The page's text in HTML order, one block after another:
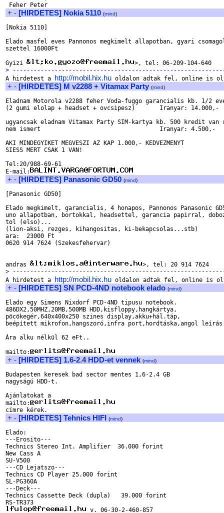
+ - [HIRDETES] Nokia 5110 (mind)
[Nokia 5110]
Elado masfel eves Pannonos megkimelt allapotban, gyari
szettel 16000Ft
Gyizi
>
A hirdetest a http://mobil.hix.hu
+ - [HIRDETES] M v2288 + Vitamax Party (mind)
Eladnam Motorola v2288 feher Voda-fuggo garancialis kb. 1/2
(2 gumi elolap + headset + ovcsipesz)       Iranyar: 14.000,-
ugyancsak eladnam Vitamax Party SIM-kartya kb. 500 kredit
nem ismert                                  Iranyar: 4.500,-
AKI MINDEGYIKET MEGVESZI AZ KAP 1.000,- KEDVEZMENYT
SIESS MERT CSAK 1 VAN!
Tel:20/988-69-61
E-mail:
+ - [HIRDETES] Panasonic GD50 (mind)
[Panasonic GD50]
Elado megkimelt, garancialis, 4 honapos, Pannonos Panasonic
uno allapotban, bortokkal, headsettel, garancia papirral,
tol (elso)...
(lion-aksi, rezges, kihangositas, ki-bekapcsolas...stb)
ara:  23000 Ft
0620 914 7624 (Szekesfehervar)
andras
>
A hirdetest a http://mobil.hix.hu
+ - [HIRDETES] SN PCD-4ND notebook elado (mind)
Elado egy Simens Nixdorf PCD-4ND tipusu notebook.
486DX2,50MHZ,20MB,500MB HDD,kisfloppy,hangkártya,
pöcökegér,640x400x250 szines display,akku+hál.táp,
beépített mikrofon,hangszoró,infra port,hordtáska,angol
Ára alku nélkül 62 eFt..
mailto:
+ - [HIRDETES] 1.6-2.4 HDD-et vennek (mind)
Budapesten keresek bad sector mentes 1,6-2.4 GB
nagyságú HDD-t.
Ajánlatokat a
mailto:
+ - [HIRDETES] Tehnics HIFI (mind)
Elado:
---Erosito---
Technics Stereo Int. Amplifier  36.000 forint
New Cass A
SU-V500
---CD Lejatszo---
Technics CD Player 25.000 forint
SL-PG360A
---Deck---
Technics Cassette Deck (dupla)   39.000 forint